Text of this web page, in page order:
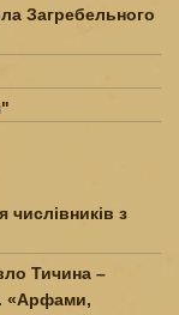
Загребельного
числівників з
Тичина –
«Арфами,